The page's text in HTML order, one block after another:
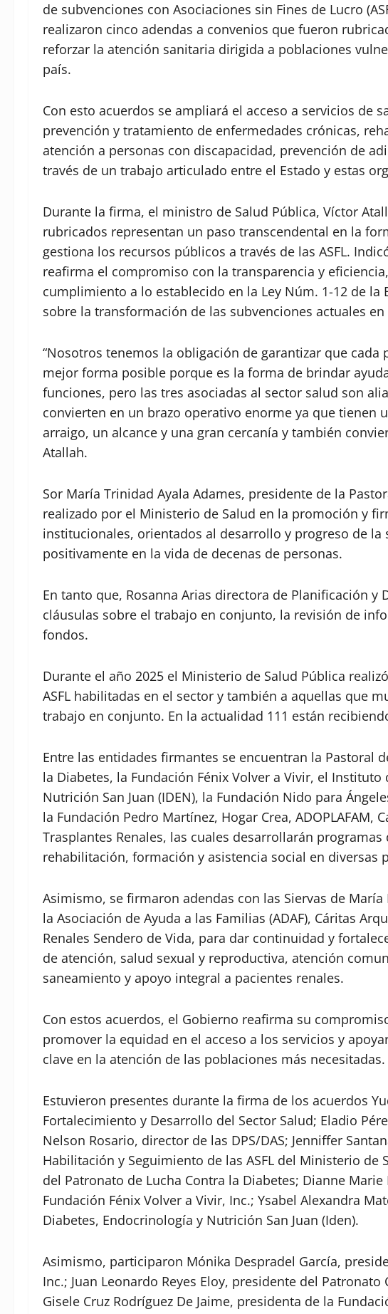
de subvenciones con Asociaciones sin Fines de Lucro
realizaron cinco adendas a convenios que fueron
reforzar la atención sanitaria dirigida a poblaciones
país.
Con esto acuerdos se ampliará el acceso a servicios de
prevención y tratamiento de enfermedades crónicas,
atención a personas con discapacidad, prevención de
través de un trabajo articulado entre el Estado y estas
Durante la firma, el ministro de Salud Pública, Víctor
rubricados representan un paso transcendental en la
gestiona los recursos públicos a través de las ASFL.
reafirma el compromiso con la transparencia y
cumplimiento a lo establecido en la Ley Núm. 1-12 de la
sobre la transformación de las subvenciones actuales
“Nosotros tenemos la obligación de garantizar que cada
mejor forma posible porque es la forma de brindar
funciones, pero las tres asociadas al sector salud son
convierten en un brazo operativo enorme ya que tienen
arraigo, un alcance y una gran cercanía y también
Atallah.
Sor María Trinidad Ayala Adames, presidente de la
realizado por el Ministerio de Salud en la promoción y
institucionales, orientados al desarrollo y progreso de la
positivamente en la vida de decenas de personas.
En tanto que, Rosanna Arias directora de Planificación y
cláusulas sobre el trabajo en conjunto, la revisión de
fondos.
Durante el año 2025 el Ministerio de Salud Pública
ASFL habilitadas en el sector y también a aquellas que
trabajo en conjunto. En la actualidad 111 están
Entre las entidades firmantes se encuentran la Pastoral
la Diabetes, la Fundación Fénix Volver a Vivir, el
Nutrición San Juan (IDEN), la Fundación Nido para
la Fundación Pedro Martínez, Hogar Crea,
Trasplantes Renales, las cuales desarrollarán
rehabilitación, formación y asistencia social en diversas
Asimismo, se firmaron adendas con las Siervas de
la Asociación de Ayuda a las Familias (ADAF), Cáritas
Renales Sendero de Vida, para dar continuidad y
de atención, salud sexual y reproductiva, atención
saneamiento y apoyo integral a pacientes renales.
Con estos acuerdos, el Gobierno reafirma su
promover la equidad en el acceso a los servicios y
clave en la atención de las poblaciones más necesitadas.
Estuvieron presentes durante la firma de los acuerdos
Fortalecimiento y Desarrollo del Sector Salud; Eladio
Nelson Rosario, director de las DPS/DAS; Jenniffer
Habilitación y Seguimiento de las ASFL del Ministerio de
del Patronato de Lucha Contra la Diabetes; Dianne
Fundación Fénix Volver a Vivir, Inc.; Ysabel Alexandra
Diabetes, Endocrinología y Nutrición San Juan (Iden).
Asimismo, participaron Mónika Despradel García,
Inc.; Juan Leonardo Reyes Eloy, presidente del
Gisele Cruz Rodríguez De Jaime, presidenta de la